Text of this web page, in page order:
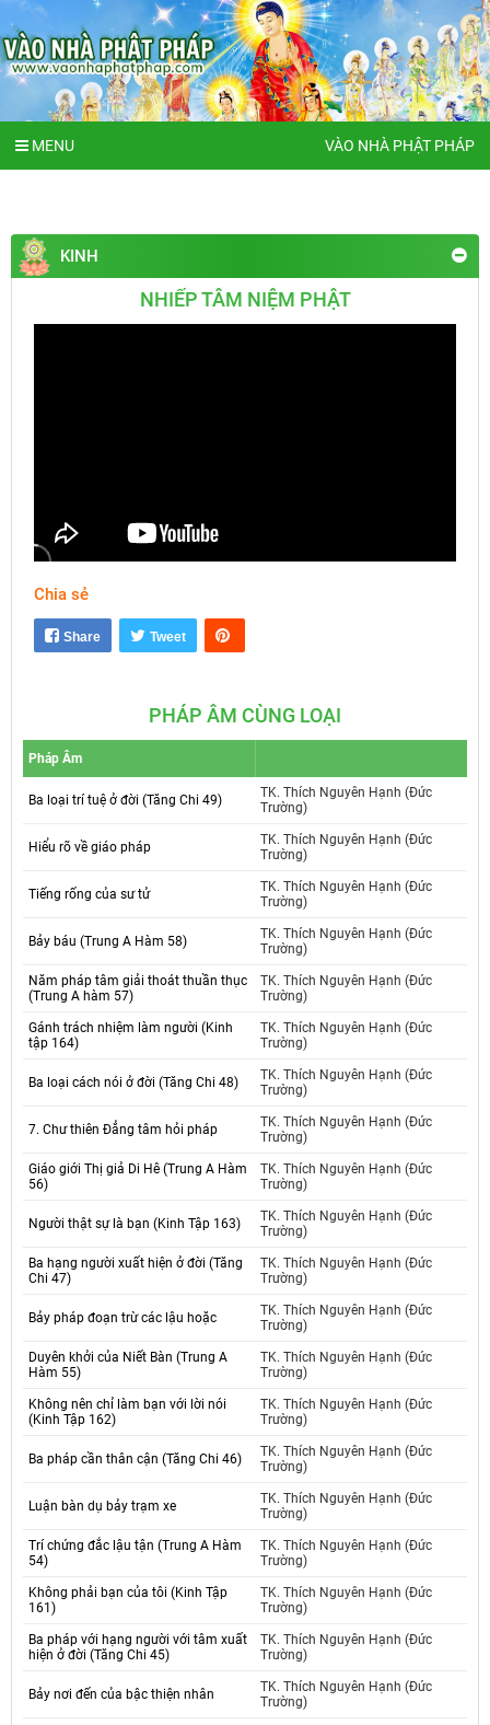
MENU VÀO NHÀ PHẬT PHÁP
KINH
NHIẾP TÂM NIỆM PHẬT
Chia sẻ
Share Tweet
PHÁP ÂM CÙNG LOẠI
Pháp Âm
Ba loại trí tuệ ở đời (Tăng Chi 49)
TK. Thích Nguyên Hạnh (Đức
Trường)
Hiểu rõ về giáo pháp
TK. Thích Nguyên Hạnh (Đức
Trường)
Tiếng rống của sư tử
TK. Thích Nguyên Hạnh (Đức
Trường)
Bảy báu (Trung A Hàm 58)
TK. Thích Nguyên Hạnh (Đức
Trường)
Năm pháp tâm giải thoát thuần thục
(Trung A hàm 57)
TK. Thích Nguyên Hạnh (Đức
Trường)
Gánh trách nhiệm làm người (Kinh
tập 164)
TK. Thích Nguyên Hạnh (Đức
Trường)
Ba loại cách nói ở đời (Tăng Chi 48)
TK. Thích Nguyên Hạnh (Đức
Trường)
7. Chư thiên Đẳng tâm hỏi pháp
TK. Thích Nguyên Hạnh (Đức
Trường)
Giáo giới Thị giả Di Hê (Trung A Hàm
56)
TK. Thích Nguyên Hạnh (Đức
Trường)
Người thật sự là bạn (Kinh Tập 163)
TK. Thích Nguyên Hạnh (Đức
Trường)
Ba hạng người xuất hiện ở đời (Tăng
Chi 47)
TK. Thích Nguyên Hạnh (Đức
Trường)
Bảy pháp đoạn trừ các lậu hoặc
TK. Thích Nguyên Hạnh (Đức
Trường)
Duyên khởi của Niết Bàn (Trung A
Hàm 55)
TK. Thích Nguyên Hạnh (Đức
Trường)
Không nên chỉ làm bạn với lời nói
(Kinh Tập 162)
TK. Thích Nguyên Hạnh (Đức
Trường)
Ba pháp cần thân cận (Tăng Chi 46)
TK. Thích Nguyên Hạnh (Đức
Trường)
Luận bàn dụ bảy trạm xe
TK. Thích Nguyên Hạnh (Đức
Trường)
Trí chứng đắc lậu tận (Trung A Hàm
54)
TK. Thích Nguyên Hạnh (Đức
Trường)
Không phải bạn của tôi (Kinh Tập
161)
TK. Thích Nguyên Hạnh (Đức
Trường)
Ba pháp với hạng người với tâm xuất
hiện ở đời (Tăng Chi 45)
TK. Thích Nguyên Hạnh (Đức
Trường)
Bảy nơi đến của bậc thiện nhân
TK. Thích Nguyên Hạnh (Đức
Trường)